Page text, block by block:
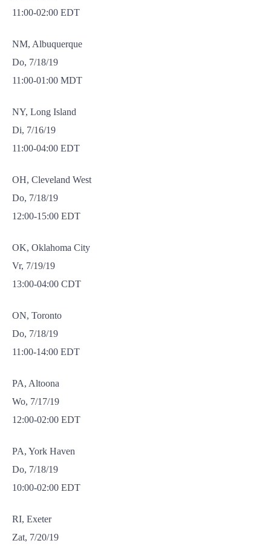
11:00-02:00 EDT
NM, Albuquerque
Do, 7/18/19
11:00-01:00 MDT
NY, Long Island
Di, 7/16/19
11:00-04:00 EDT
OH, Cleveland West
Do, 7/18/19
12:00-15:00 EDT
OK, Oklahoma City
Vr, 7/19/19
13:00-04:00 CDT
ON, Toronto
Do, 7/18/19
11:00-14:00 EDT
PA, Altoona
Wo, 7/17/19
12:00-02:00 EDT
PA, York Haven
Do, 7/18/19
10:00-02:00 EDT
RI, Exeter
Zat, 7/20/19